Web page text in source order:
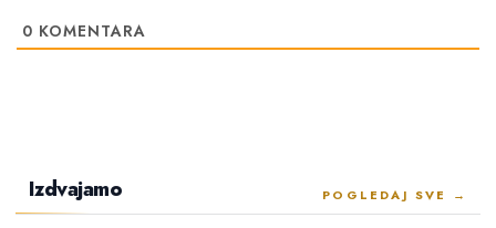
0 KOMENTARA
Izdvajamo POGLEDAJ SVE →